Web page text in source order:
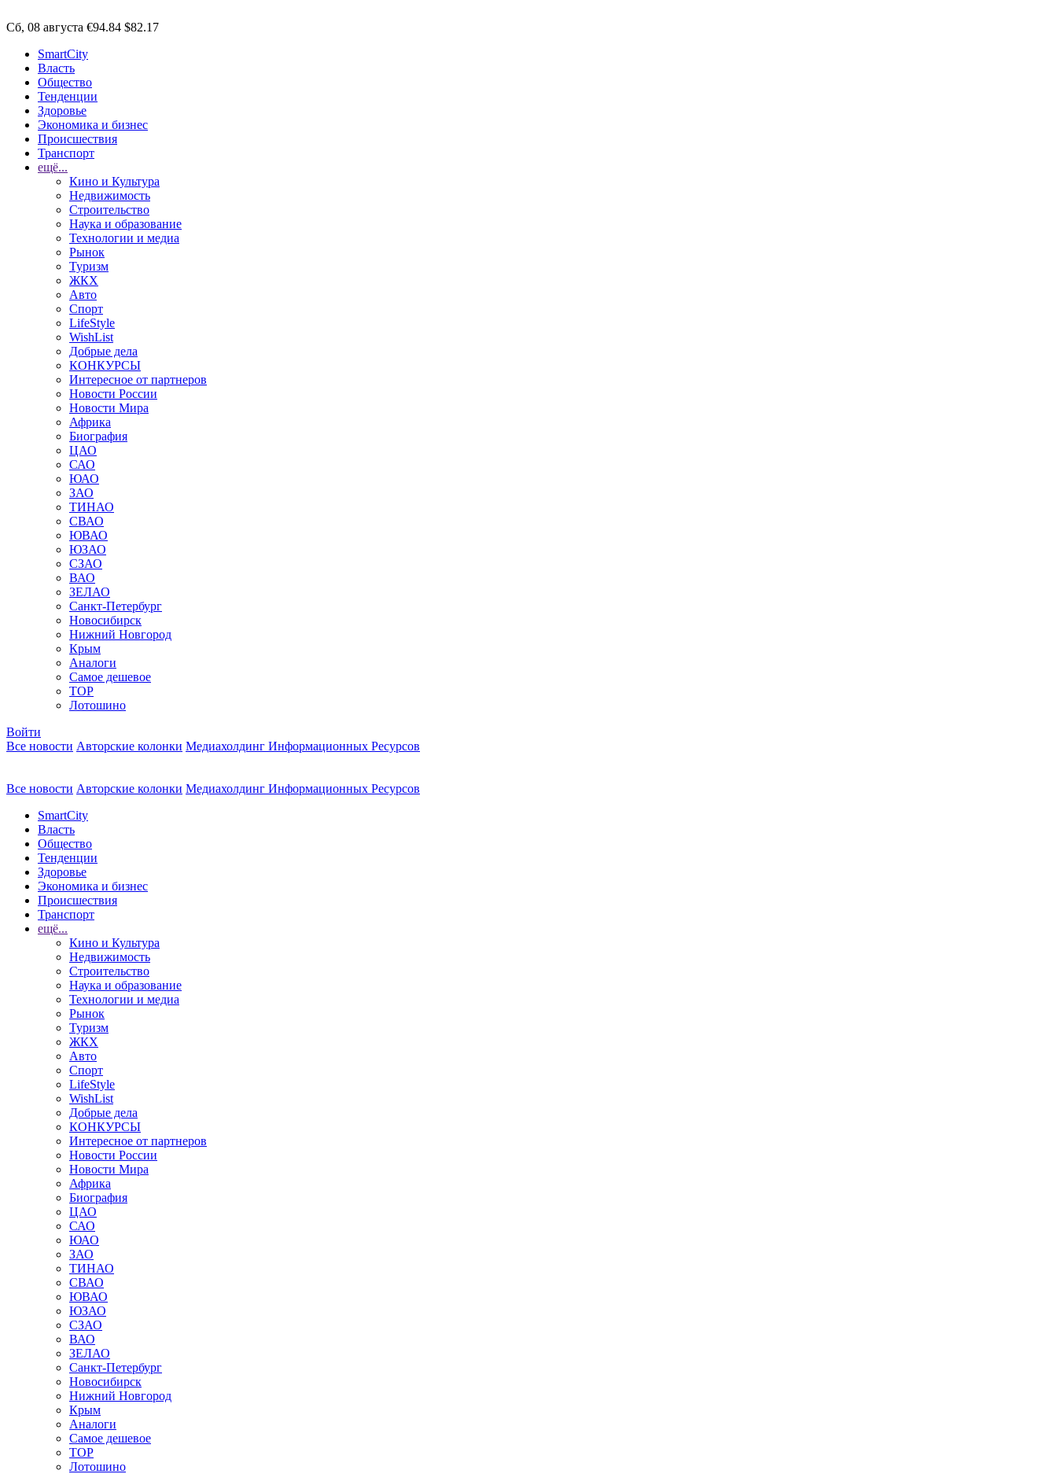
Сб, 08 августа €94.84 $82.17
SmartCity
Власть
Общество
Тенденции
Здоровье
Экономика и бизнес
Происшествия
Транспорт
ещё...
Кино и Культура
Недвижимость
Строительство
Наука и образование
Технологии и медиа
Рынок
Туризм
ЖКХ
Авто
Спорт
LifeStyle
WishList
Добрые дела
КОНКУРСЫ
Интересное от партнеров
Новости России
Новости Мира
Африка
Биография
ЦАО
САО
ЮАО
ЗАО
ТИНАО
СВАО
ЮВАО
ЮЗАО
СЗАО
ВАО
ЗЕЛАО
Санкт-Петербург
Новосибирск
Нижний Новгород
Крым
Аналоги
Самое дешевое
TOP
Лотошино
Войти
Все новости Авторские колонки Медиахолдинг Информационных Ресурсов
Все новости Авторские колонки Медиахолдинг Информационных Ресурсов
SmartCity
Власть
Общество
Тенденции
Здоровье
Экономика и бизнес
Происшествия
Транспорт
ещё...
Кино и Культура
Недвижимость
Строительство
Наука и образование
Технологии и медиа
Рынок
Туризм
ЖКХ
Авто
Спорт
LifeStyle
WishList
Добрые дела
КОНКУРСЫ
Интересное от партнеров
Новости России
Новости Мира
Африка
Биография
ЦАО
САО
ЮАО
ЗАО
ТИНАО
СВАО
ЮВАО
ЮЗАО
СЗАО
ВАО
ЗЕЛАО
Санкт-Петербург
Новосибирск
Нижний Новгород
Крым
Аналоги
Самое дешевое
TOP
Лотошино